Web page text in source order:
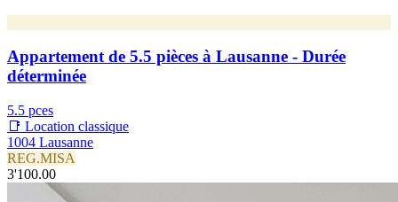
Appartement de 5.5 pièces à Lausanne - Durée
déterminée
5.5 pces
📑 Location classique
1004 Lausanne
REG.MISA
3'100.00